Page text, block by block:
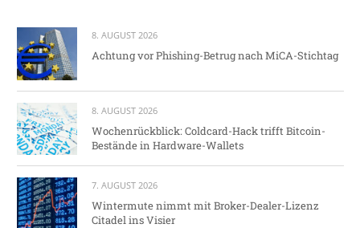
8. AUGUST 2026
Achtung vor Phishing-Betrug nach MiCA-Stichtag
8. AUGUST 2026
Wochenrückblick: Coldcard-Hack trifft Bitcoin-
Bestände in Hardware-Wallets
7. AUGUST 2026
Wintermute nimmt mit Broker-Dealer-Lizenz
Citadel ins Visier